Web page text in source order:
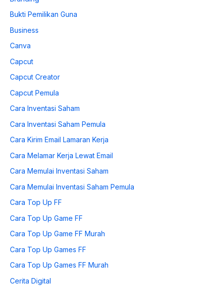
Bukti Pemilikan Guna
Business
Canva
Capcut
Capcut Creator
Capcut Pemula
Cara Inventasi Saham
Cara Inventasi Saham Pemula
Cara Kirim Email Lamaran Kerja
Cara Melamar Kerja Lewat Email
Cara Memulai Inventasi Saham
Cara Memulai Inventasi Saham Pemula
Cara Top Up FF
Cara Top Up Game FF
Cara Top Up Game FF Murah
Cara Top Up Games FF
Cara Top Up Games FF Murah
Cerita Digital